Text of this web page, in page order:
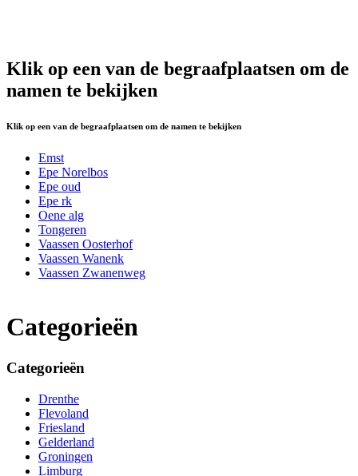
Klik op een van de begraafplaatsen om de
namen te bekijken
Klik op een van de begraafplaatsen om de namen te bekijken
Emst
Epe Norelbos
Epe oud
Epe rk
Oene alg
Tongeren
Vaassen Oosterhof
Vaassen Wanenk
Vaassen Zwanenweg
Categorieën
Categorieën
Drenthe
Flevoland
Friesland
Gelderland
Groningen
Limburg